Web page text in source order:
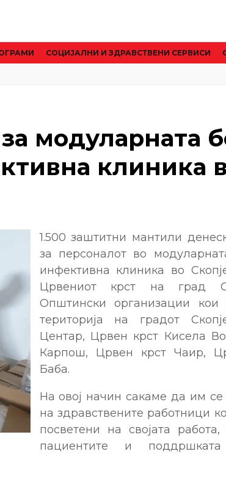
CОЦИЈАЛНИ И ЗДРАВСТВЕНИ СЕРВИСИ
модуларната
клиника
1.500 заштитни мантили
за персоналот во
инфективна клиника во
Црвениот крст на град
Општински организации кои
територија на градот
Центар, Црвен крст Кисела
Карпош, Црвен крст Чаир,
Баба.
На овој начин сакаме да им
на здравствените работници
посветени на својата
пациентите и